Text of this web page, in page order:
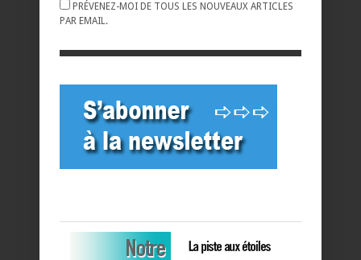
PRÉVENEZ-MOI DE TOUS LES NOUVEAUX ARTICLES
PAR EMAIL.